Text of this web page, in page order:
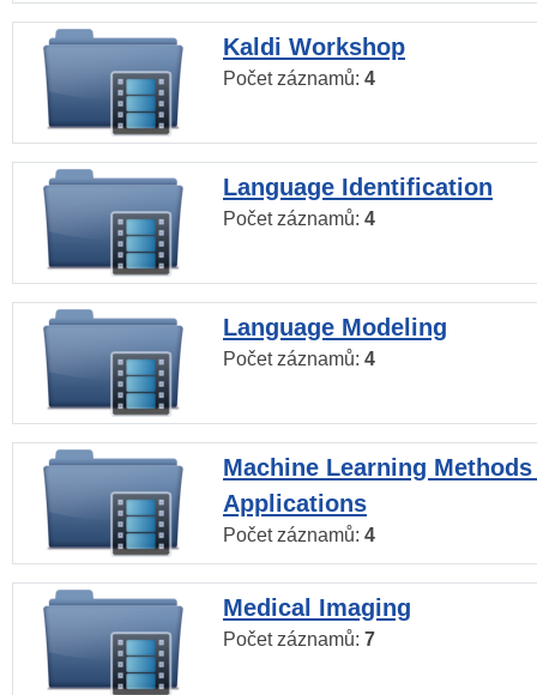
Kaldi Workshop
Počet záznamů: 4
Language Identification
Počet záznamů: 4
Language Modeling
Počet záznamů: 4
Machine Learning
Applications
Počet záznamů: 4
Medical Imaging
Počet záznamů: 7